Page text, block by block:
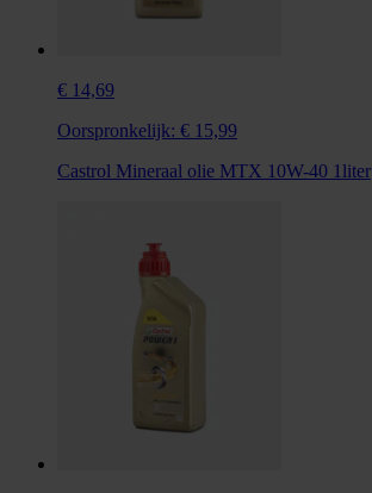
€ 14,69
Oorspronkelijk: € 15,99
Castrol Mineraal olie MTX 10W-40 1liter